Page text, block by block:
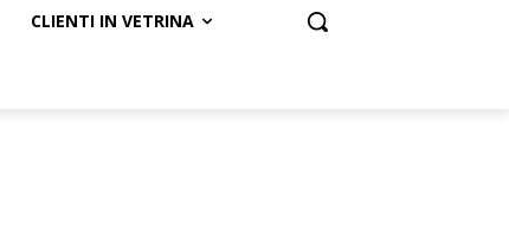
CLIENTI IN VETRINA